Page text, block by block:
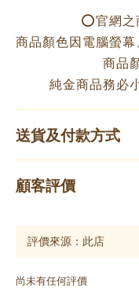
⭕️官網
商品顏色因電腦螢
商品
純金商品務必
送貨及付款方式
顧客評價
尚未有任何評價